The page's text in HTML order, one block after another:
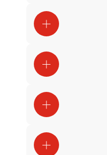
Alex 76. P
Dima D.
Юлия Суракова
Дарья Андреева